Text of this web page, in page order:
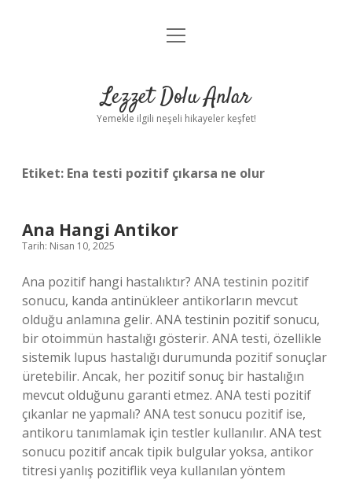
Anasayfa
Yasal Uyarı
menüyü
Lezzet Dolu Anlar
Yemekle ilgili neşeli hikayeler keşfet!
Etiket: Ena testi pozitif çıkarsa ne olur
Ana Hangi Antikor
Tarih: Nisan 10, 2025
Ana pozitif hangi hastalıktır? ANA testinin pozitif
sonucu, kanda antinükleer antikorların mevcut
olduğu anlamına gelir. ANA testinin pozitif sonucu,
bir otoimmün hastalığı gösterir. ANA testi, özellikle
sistemik lupus hastalığı durumunda pozitif sonuçlar
üretebilir. Ancak, her pozitif sonuç bir hastalığın
mevcut olduğunu garanti etmez. ANA testi pozitif
çıkanlar ne yapmalı? ANA test sonucu pozitif ise,
antikoru tanımlamak için testler kullanılır. ANA test
sonucu pozitif ancak tipik bulgular yoksa, antikor
titresi yanlış pozitiflik veya kullanılan yöntem